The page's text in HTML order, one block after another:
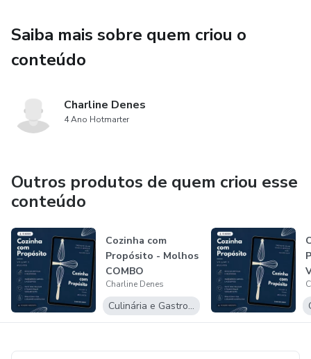
Saiba mais sobre quem criou o
conteúdo
Charline Denes
4 Ano Hotmarter
Outros produtos de quem criou esse
conteúdo
Cozinha com
Propósito - Molhos
COMBO
Charline Denes
Culinária e Gastronomia